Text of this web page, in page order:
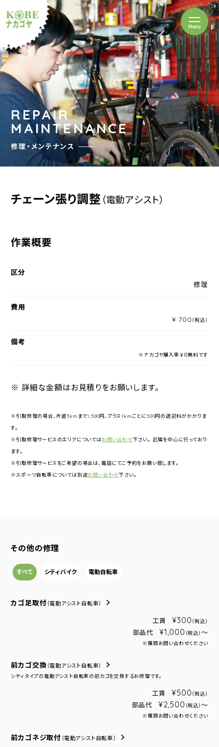
ルショップナカゴヤ
Menuを開閉
REPAIR
MAINTENANCE
修理・メンテナンス
チェーン張り調整 （電動アシスト）
作業概要
区分
修理
費用
¥ 700 （税込）
備考
※ナカゴヤ購入車￥０無料です
※ 詳細な金額はお見積りをお願いします。
※引取修理の場合、片道3kmまで1,500円、プラス1kmごとに500円の送迎料がかかりま
す。
※引取修理サービスのエリアについてはお問い合わせ下さい。 近隣を中心に行っており
ます。
※引取修理サービスをご希望の場合は、電話にてご予約をお願い致します。
※スポーツ自転車については別途お問い合わせ下さい。
その他の修理
すべて シティバイク 電動自転車
カゴ足取付 （電動アシスト自転車）
工賃 ¥300 （税込）
部品代 ¥1,000 （税込） ～
※種類お問い合わせください
前カゴ交換 （電動アシスト自転車）
シティタイプの電動アシスト自転車の前カゴを交換するお修理です。
工賃 ¥500 （税込）
部品代 ¥2,500 （税込） ～
※種類お問い合わせください
前カゴネジ取付 （電動アシスト自転車）